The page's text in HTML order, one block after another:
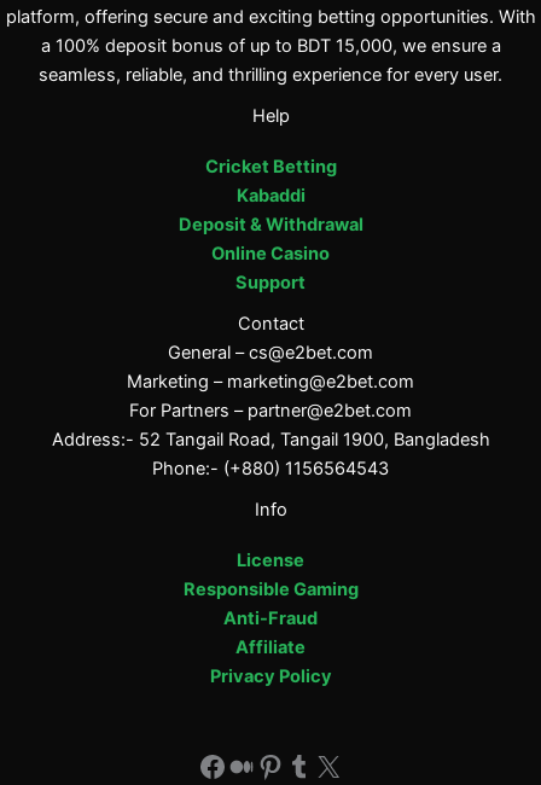
platform, offering secure and exciting betting opportunities. With
a 100% deposit bonus of up to BDT 15,000, we ensure a
seamless, reliable, and thrilling experience for every user.
Help
Cricket Betting
Kabaddi
Deposit & Withdrawal
Online Casino
Support
Contact
General –cs@e2bet.com
Marketing – marketing@e2bet.com
For Partners – partner@e2bet.com
Address:- 52 Tangail Road, Tangail 1900, Bangladesh
Phone:- (+880) 1156564543
Info
License
Responsible Gaming
Anti-Fraud
Affiliate
Privacy Policy
Facebook
Medium
Pinterest
Tumblr
X